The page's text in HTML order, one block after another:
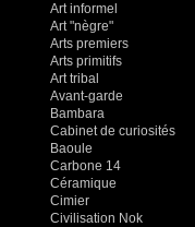
Art informel
Art "nègre"
Arts premiers
Arts primitifs
Art tribal
Avant-garde
Bambara
Cabinet de curiosités
Baoule
Carbone 14
Céramique
Cimier
Civilisation Nok